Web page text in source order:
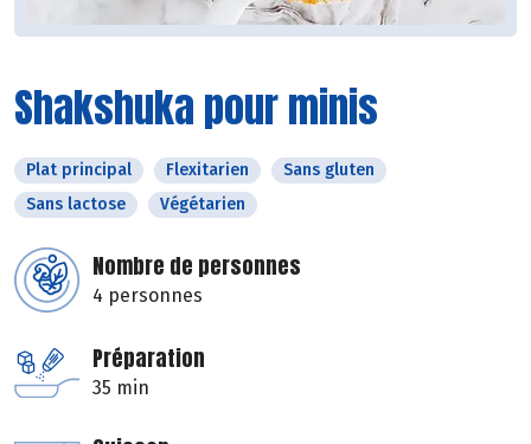
Shakshuka pour minis
Plat principal Flexitarien
Sans gluten
Sans lactose
Végétarien
Nombre de personnes
4 personnes
Préparation
35 min